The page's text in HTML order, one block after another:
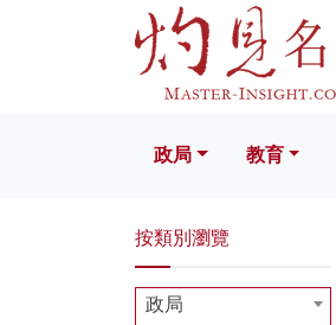
政局 教育
按類別瀏覽
政局